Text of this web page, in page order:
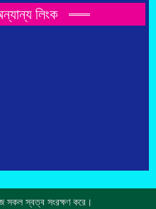
লিংক
সকল স্বত্ব সংরক্ষণ করে।